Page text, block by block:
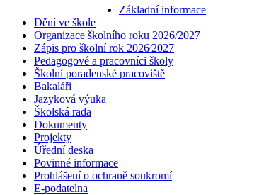
Základní informace
Dění ve škole
Organizace školního roku 2026/2027
Zápis pro školní rok 2026⁄2027
Pedagogové a pracovníci školy
Školní poradenské pracoviště
Bakaláři
Jazyková výuka
Školská rada
Dokumenty
Projekty
Úřední deska
Povinné informace
Prohlášení o ochraně soukromí
E-podatelna